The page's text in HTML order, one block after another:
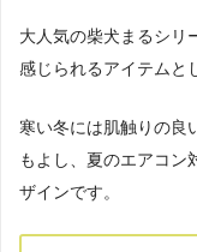
大人気の柴犬まるシリ
感じられるアイテムと
寒い冬には肌触りの良
もよし、夏のエアコン
ザインです。